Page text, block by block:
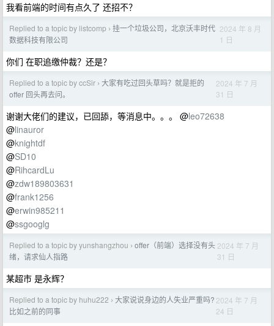
我看前端的时间有点久了 还招不？
Replied to a topic by listcomp › 挂一个垃圾公司，北京沃丰时代
数据科技有限公司
2024 年 8 月
1 日
你们 在职追缴仲裁？还是？
Replied to a topic by ccSir › 大家有吃过回头草吗？就是拒的
offer 回头再去问。
2024 年 7 月
31 日
谢谢大佬们的建议，已回舔，等消息中。。。 @leo72638
@linauror
@knightdf
@SD10
@RihcardLu
@zdw189803631
@frank1256
@erwin985211
@ssgooglg
Replied to a topic by yunshangzhou › offer（前端）选择没有头
绪，请求仙人指路
2024 年 7 月
31 日
某超市 是永辉？
Replied to a topic by huhu222 › 大家说说身边的人失业严重吗?
比如之前的同事
2024 年 7 月
24 日